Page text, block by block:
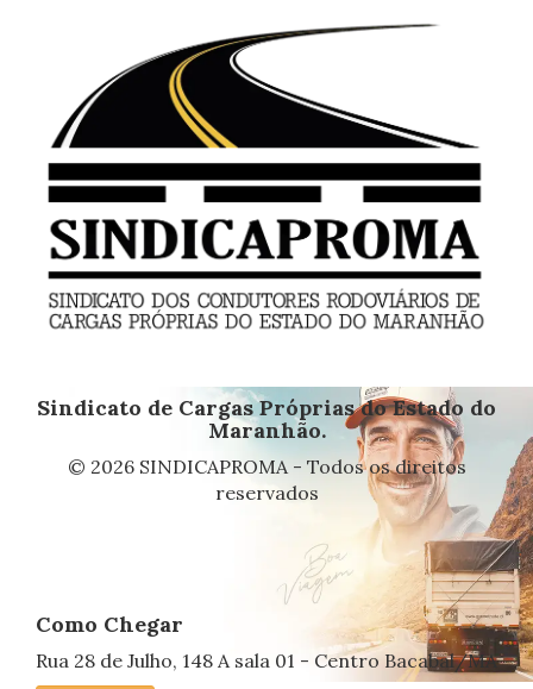
Sindicato de Cargas Próprias do Estado do
Maranhão.
© 2026 SINDICAPROMA - Todos os direitos
reservados
Como Chegar
Rua 28 de Julho, 148 A sala 01 - Centro Bacabal/MA